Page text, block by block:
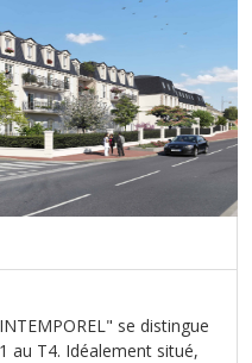
se distingue
au T4. Idéalement situé,